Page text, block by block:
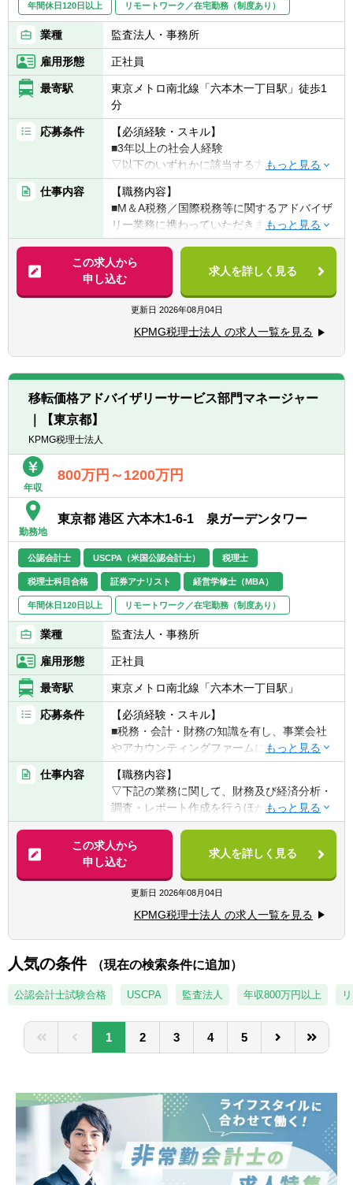
年間休日120日以上 リモートワーク／在宅勤務（制度あり）
業種 監査法人・事務所
雇用形態 正社員
最寄駅
東京メトロ南北線「六本木一丁目駅」徒歩1
分
応募条件
【必須経験・スキル】
■3年以上の社会人経験
▽以下のいずれかに該当する方
■税理士又は税理士科目合格者(合格科目・科
目数は不問)
■公認会計士又は米国公認会計士(又はそれに
準ずる資格)
■事業会社での税務／経理業務
■会計事務所／監査法人での業務
■コンサルティング会社での業務(M&A／海外
投資関連に関わるもの)
■上記に該当しないが、税務を学びたいとい
う熱い意志をお持ちの方
■ビジネスレベルの英語力(必須ではありませ
ん。現在の英語力や希望に沿った業務に対応
仕事内容
【職務内容】
■M＆A税務／国際税務等に関するアドバイザ
リー業務に携わっていただきます。
【具体的には】
■企業買収(M&A)に係る税務アドバイザリー
(税務デューデリジェンス等)
■事業再編に係る税務ストラクチャリング
■海外投資に係る投資国の税制リサーチ
■官公庁からの委託事業に係る税制調査及び
税制改正関連業務
■税務申告業務及び税務申告から派生する税
務アドバイス業務
※幅広く多様な業務があるため、英語に苦手
意識がある方は、国内M&A税務や国内税務を
の英語によるやり取りも日常的に対応。
※リモートワーク中心。週に1～2回程度の出
社を推奨。
この求人から
申し込む
求人を詳しく見る
更新日 2026年08月04日
KPMG税理士法人 の求人一覧を見る
移転価格アドバイザリーサービス部門マネージャー
｜【東京都】
KPMG税理士法人
年収
800万円～1200万円
勤務地
東京都 港区 六本木1-6-1 泉ガーデンタワー
公認会計士 USCPA（米国公認会計士） 税理士
税理士科目合格 証券アナリスト 経営学修士（MBA）
年間休日120日以上 リモートワーク／在宅勤務（制度あり）
業種 監査法人・事務所
雇用形態 正社員
最寄駅 東京メトロ南北線「六本木一丁目駅」
応募条件
【必須経験・スキル】
■税務・会計・財務の知識を有し、事業会社
やアカウンティングファームにおける実務経
験が10年以上ある方
▽具体的には、下記いずれかの要件に当ては
まる方
1. 中堅以上の日系企業 もしくは グローバ
ル企業における財務、会計、税務、経営企画
等のご経験者
2. 金融機関等で投資銀行部門、コーポ―レー
トファイナンス部門等のご経験者
3. 日系企業およびグローバル企業において、
移転価格に関わる業務に携わった経験がある
に関わる業務に携わった経験がある方
（会計士・税理士・USCPA等）を活かして働
1～4共通で英語力中級程度（TOEIC750以
ルの日本語能力がある方（目安：日本語能力
【歓迎経験・スキル】
■日・米の会計士（CPA、USCPA）・又は税
理士（科目合格者含む）、証券アナリスト、
仕事内容
【職務内容】
▽下記の業務に関して、財務及び経済分析・
調査・レポート作成を行うほか、パートナー
の指揮の下でマネージャー職としてプロジェ
クトマネジメント、クライアントとの折衝お
よびシニアスタッフ以下の指導・教育を行っ
ていただきます。
【具体的には】
■移転価格税制への対応を中心としたアドバ
イザリーサービス
■グローバルタックスマネジメントに関わる
アドバイザリーサービス
■国際税務マネジメント・タックスプランニ
※経験・技術・ポテンシャルにより、最終的
に職務内容詳細を決定します。
この求人から
申し込む
求人を詳しく見る
更新日 2026年08月04日
KPMG税理士法人 の求人一覧を見る
人気の条件 （現在の検索条件に追加）
公認会計士試験合格 USCPA 監査法人 年収800万円以上
1 2 3 4 5